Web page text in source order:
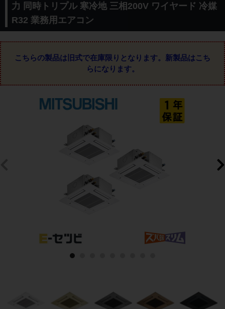
力 同時トリプル 寒冷地 三相200V ワイヤード 冷媒
R32 業務用エアコン
こちらの製品は旧式で在庫限りとなります。 新製品はこち
らになります。